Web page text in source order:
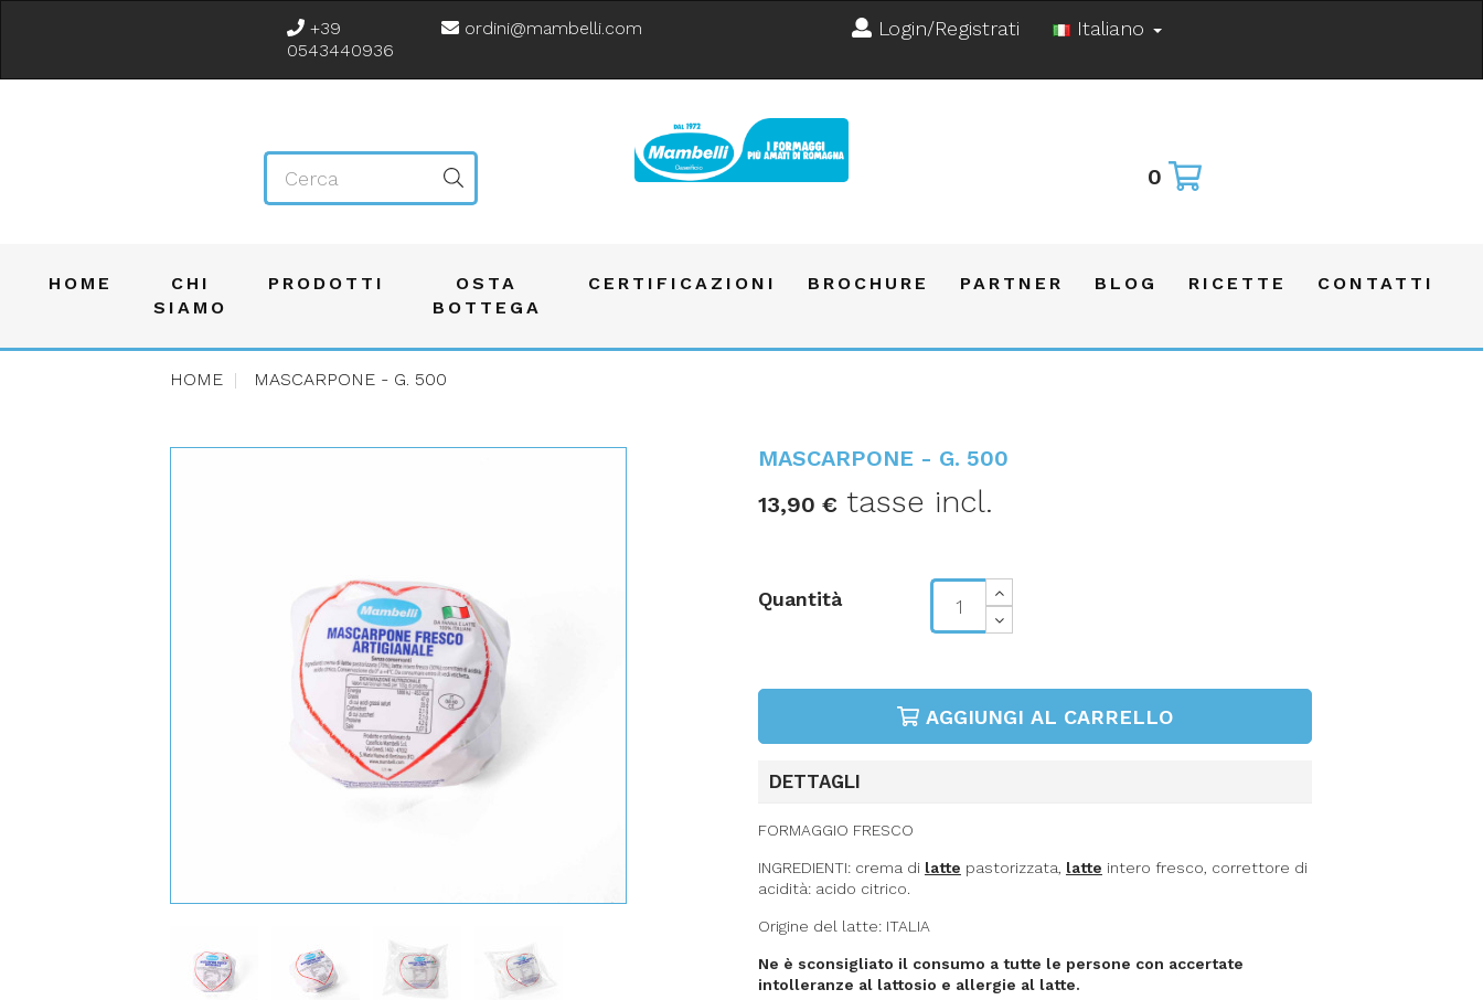
+39
0543440936
ordini@mambelli.com Login/Registrati Italiano
0
HOME
CHI
SIAMO
PRODOTTI
OSTA
BOTTEGA
CERTIFICAZIONI BROCHURE PARTNER BLOG RICETTE CONTATTI
HOME MASCARPONE - G. 500
MASCARPONE - G. 500
13,90 €tasse incl.
Quantità
AGGIUNGI AL CARRELLO
DETTAGLI
FORMAGGIO FRESCO
INGREDIENTI: crema di latte pastorizzata, latte intero fresco, correttore di
acidità: acido citrico.
Origine del latte: ITALIA
Ne è sconsigliato il consumo a tutte le persone con accertate
intolleranze al lattosio e allergie al latte.